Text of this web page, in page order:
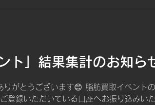
もちまして終
Athlete
く、 「自分で
のセミパーソ
栄養・睡眠な
ト」結果集計のお知ら
りがとうございます😊 脂肪買取イベント
登録いただいている口座へお振り込みい